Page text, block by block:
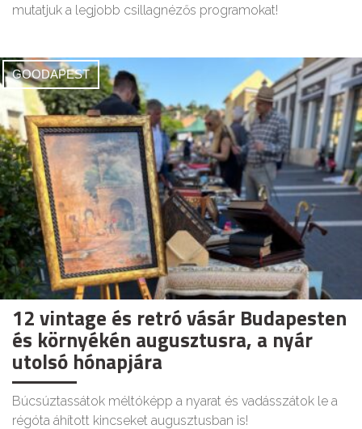
mutatjuk a legjobb csillagnézős programokat!
GOODAPEST
12 vintage és retró vásár Budapesten
és környékén augusztusra, a nyár
utolsó hónapjára
Búcsúztassátok méltóképp a nyarat és vadásszátok le a
régóta áhított kincseket augusztusban is!